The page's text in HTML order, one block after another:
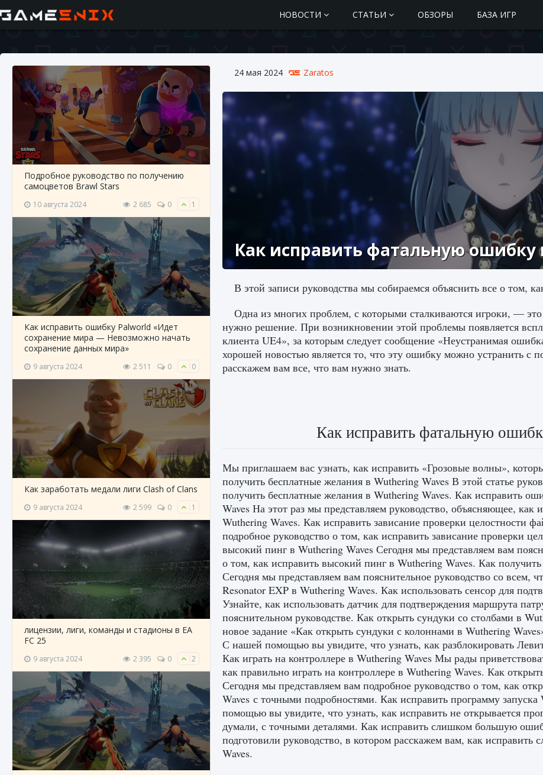
НОВОСТИ СТАТЬИ ОБЗОРЫ БАЗА ИГР
Подробное руководство по получению
самоцветов Brawl Stars
10 августа 2024 2 685 0 1
Как исправить ошибку Palworld «Идет
сохранение мира — Невозможно начать
сохранение данных мира»
9 августа 2024 2 511 0 0
Как заработать медали лиги Clash of Clans
9 августа 2024 2 599 0 1
лицензии, лиги, команды и стадионы в EA
FC 25
9 августа 2024 2 395 0 2
24 мая 2024 Zaratos
Как исправить фатальную ошибку
В этой записи руководства мы собираемся объяснить все о том,
Одна из многих проблем, с которыми сталкиваются игроки, —
нужно решение. При возникновении этой проблемы появляется
клиента UE4», за которым следует сообщение «Неустранимая
хорошей новостью является то, что эту ошибку можно устранить
расскажем вам все, что вам нужно знать.
Как исправить фатальную
Мы приглашаем вас узнать, как исправить «Грозовые волны»,
получить бесплатные желания в Wuthering Waves В этой статье
получить бесплатные желания в Wuthering Waves. Как исправить
Waves На этот раз мы представляем руководство, объясняющее,
Wuthering Waves. Как исправить зависание проверки целостности
подробное руководство о том, как исправить зависание проверки
высокий пинг в Wuthering Waves Сегодня мы представляем вам
о том, как исправить высокий пинг в Wuthering Waves. Как
Сегодня мы представляем вам пояснительное руководство со всем,
Resonator EXP в Wuthering Waves. Как использовать сенсор для
Узнайте, как использовать датчик для подтверждения маршрута
пояснительном руководстве. Как открыть сундуки со столбами в
новое задание «Как открыть сундуки с колоннами в Wuthering
С нашей помощью вы увидите, что узнать, как разблокировать
Как играть на контроллере в Wuthering Waves Мы рады
как правильно играть на контроллере в Wuthering Waves. Как
Сегодня мы представляем вам подробное руководство о том, как
Waves с точными подробностями. Как исправить программу
помощью вы увидите, что узнать, как исправить не открывается
думали, с точными деталями. Как исправить слишком большую
подготовили руководство, в котором расскажем вам, как
Waves.